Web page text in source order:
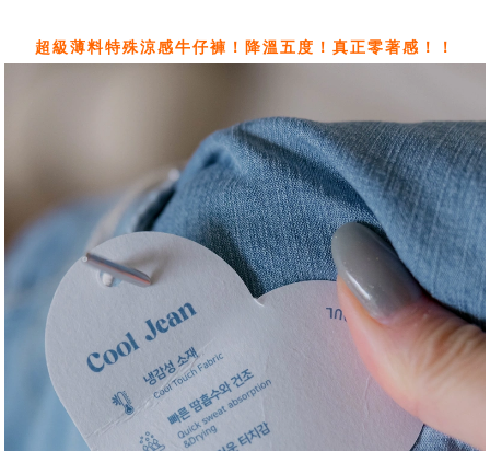
超級薄料特殊涼感牛仔褲！降溫五度！真正零著感！！